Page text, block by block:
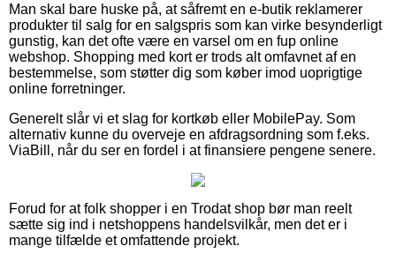
Man skal bare huske på, at såfremt en e-butik reklamerer
produkter til salg for en salgspris som kan virke besynderligt
gunstig, kan det ofte være en varsel om en fup online
webshop. Shopping med kort er trods alt omfavnet af en
bestemmelse, som støtter dig som køber imod uoprigtige
online forretninger.
Generelt slår vi et slag for kortkøb eller MobilePay. Som
alternativ kunne du overveje en afdragsordning som f.eks.
ViaBill, når du ser en fordel i at finansiere pengene senere.
Forud for at folk shopper i en Trodat shop bør man reelt
sætte sig ind i netshoppens handelsvilkår, men det er i
mange tilfælde et omfattende projekt.